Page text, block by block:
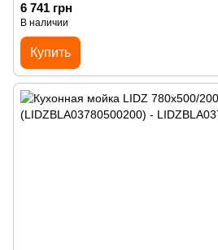
6 741 грн
В наличии
Купить